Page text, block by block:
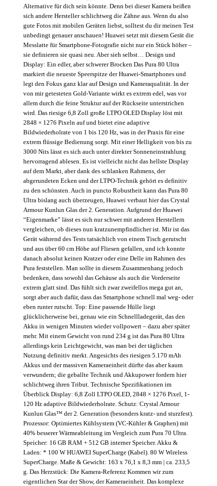
Alternative für dich sein könnte. Denn bei dieser Kamera beißen
sich andere Hersteller schlichtweg die Zähne aus. Wenn du also
gute Fotos mit mobilen Geräten liebst, solltest du dir meinen Test
unbedingt genauer anschauen! Huawei setzt mit diesem Gerät die
Messlatte für Smartphone-Fotografie nicht nur ein Stück höher –
sie definieren sie quasi neu. Aber sieh selbst… Design und
Display: Ein edler, aber schwerer Brocken Das Pura 80 Ultra
markiert die neueste Speerspitze der Huawei-Smartphones und
legt den Fokus ganz klar auf Design und Kameraqualität. In der
von mir getesteten Gold-Variante wirkt es extrem edel, was vor
allem durch die feine Struktur auf der Rückseite unterstrichen
wird. Das riesige 6,8 Zoll große LTPO OLED Display löst mit
2848 × 1276 Pixeln auf und bietet eine adaptive
Bildwiederholrate von 1 bis 120 Hz, was in der Praxis für eine
extrem flüssige Bedienung sorgt. Mit einer Helligkeit von bis zu
3000 Nits lässt es sich auch unter direkter Sonneneinstrahlung
hervorragend ablesen. Es ist vielleicht nicht das hellste Display
auf dem Markt, aber dank des schlanken Rahmens, der
abgerundeten Ecken und der LTPO-Technik gehört es definitiv
zu den schönsten. Auch in puncto Robustheit kann das Pura 80
Ultra bislang auch überzeugen, Huawei verbaut hier das Crystal
Armour Kunlun Glas der 2. Generation. Aufgrund der Huawei
“Eigenmarke” lässt es sich nur schwer mit anderen Herstellern
vergleichen, ob dieses nun kratzunempfindlicher ist. Mir ist das
Gerät während des Tests tatsächlich von einem Tisch gerutscht
und aus über 60 cm Höhe auf Fliesen gefallen, und ich konnte
danach absolut keinen Kratzer oder eine Delle im Rahmen des
Pura feststellen. Man sollte in diesem Zusammenhang jedoch
bedenken, dass sowohl das Gehäuse als auch die Vorderseite
extrem glatt sind. Das fühlt sich zwar zweifellos mega gut an,
sorgt aber auch dafür, dass das Smartphone schnell mal weg- oder
eben runter rutscht. Top: Eine passende Hülle liegt
glücklicherweise bei, genau wie ein Schnellladegerät, das den
Akku in wenigen Minuten wieder vollpowert – dazu aber später
mehr. Mit einem Gewicht von rund 234 g ist das Pura 80 Ultra
allerdings kein Leichtgewicht, was man bei der täglichen
Nutzung definitiv merkt. Angesichts des riesigen 5.170 mAh
Akkus und der massiven Kameraeinheit dürfte das aber kaum
verwundern; die geballte Technik und Akkupower fordern hier
schlichtweg ihren Tribut. Technische Spezifikationen im
Überblick Display: 6,8 Zoll LTPO OLED, 2848 × 1276 Pixel, 1-
120 Hz adaptive Bildwiederholrate. Schutz: Crystal Armour
Kunlun Glas™ der 2. Generation (besonders kratz- und sturzfest).
Prozessor: Optimiertes Kühlsystem (VC-Kühler & Graphen) mit
40% besserer Wärmeableitung im Vergleich zum Pura 70 Ultra.
Speicher: 16 GB RAM + 512 GB interner Speicher. Akku &
Laden: * 100 W HUAWEI SuperCharge (Kabel). 80 W Wireless
SuperCharge. Maße & Gewicht: 163 x 76,1 x 8,3 mm | ca. 233,5
g. Das Herzstück: Die Kamera-Referenz Kommen wir zum
eigentlichen Star der Show, der Kameraeinheit. Das komplexe